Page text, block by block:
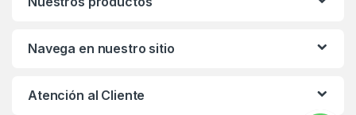
Navega en nuestro sitio
Atención al Cliente